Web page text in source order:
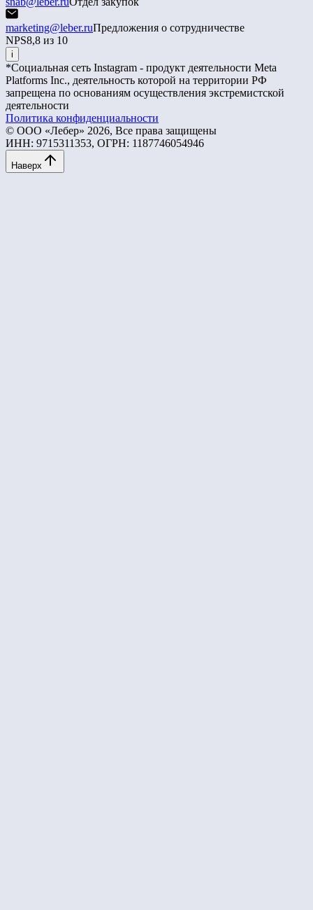
marketing@leber.ruПредложения о сотрудничестве
NPS8,8 из 10
i
*Социальная сеть Instagram - продукт деятельности Meta
Platforms Inc., деятельность которой на территории РФ
запрещена по основаниям осуществления экстремистской
деятельности
Политика конфиденциальности
© ООО «Лебер» 2026, Все права защищены
ИНН: 9715311353, ОГРН: 1187746054946
Наверх